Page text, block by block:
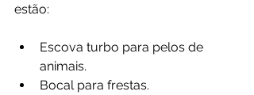
estão:
Escova turbo para pelos de
animais.
Bocal para frestas.